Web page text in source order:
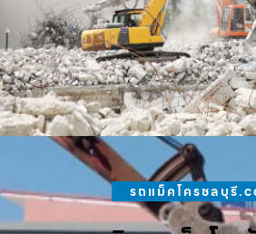
รถแม็คโครชลบุรี